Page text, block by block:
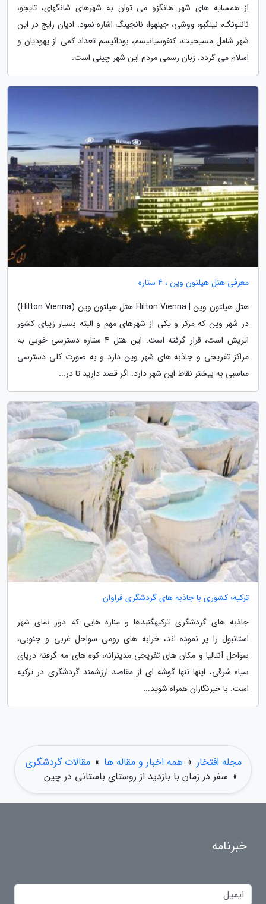
از همسایه های شهر هانگزو می توان به شهرهای شانگهای، تایجو،
نانتونگ، نینگبو، ووشی، جینهوا، نانجینگ اشاره نمود. ادیان رایج در این
شهر شامل مسیحیت، کنفوسیانیسم، بودائیسم تعداد کمی از یهودیان و
اسلام می گردد. زبان رسمی مردم این شهر چینی است.
معرفی هتل هیلتون وین ، 4 ستاره
هتل هیلتون وین | Hilton Vienna هتل هیلتون وین (Hilton Vienna)
در شهر وین که مرکز و یکی از شهرهای مهم و البته بسیار زیبای کشور
اتریش است، قرار گرفته است. این هتل 4 ستاره دسترسی خوبی به
مراکز تفریحی و جاذبه های شهر وین دارد و به صورت کلی دسترسی
مناسبی به بیشتر نقاط این شهر دارد. اگر قصد دارید تا در...
ترکیه؛ کشوری با جاذبه های گردشگری فراوان
جاذبه های گردشگری ترکیهگنبدها و مناره هایی که دور نمای شهر
استانبول را پر نموده اند، خرابه های رومی سواحل غربی و جنوبی،
سواحل آنتالیا و مکان های تفریحی مدیترانه، کوه های مه گرفته دریای
سیاه شرقی، اینها تنها گوشه ای از مقاصد ارزشمند گردشگری در ترکیه
است. با خبرنگاران همراه شوید...
مجله افتخار » همه اخبار و مقاله ها » مقالات گردشگری
» سفر در زمان با بازدید از روستای باستانی در چین
خبرنامه